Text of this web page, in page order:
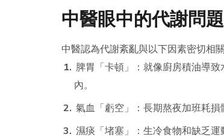
中醫眼中的代謝問題
中醫認為代謝紊亂與以下因素密切相關
脾胃「卡頓」：就像廚房積油導
內。
氣血「虧空」：長期熬夜加班耗損
濕痰「堵塞」：生冷食物和缺乏運